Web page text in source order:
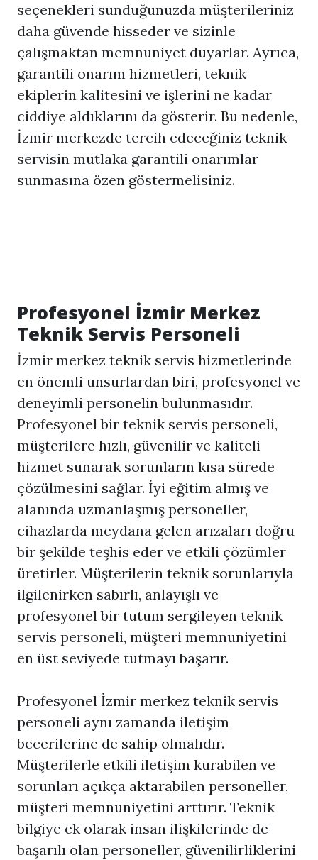
seçenekleri sunduğunuzda müşterileriniz
daha güvende hisseder ve sizinle
çalışmaktan memnuniyet duyarlar. Ayrıca,
garantili onarım hizmetleri, teknik
ekiplerin kalitesini ve işlerini ne kadar
ciddiye aldıklarını da gösterir. Bu nedenle,
İzmir merkezde tercih edeceğiniz teknik
servisin mutlaka garantili onarımlar
sunmasına özen göstermelisiniz.
Profesyonel İzmir Merkez
Teknik Servis Personeli
İzmir merkez teknik servis hizmetlerinde
en önemli unsurlardan biri, profesyonel ve
deneyimli personelin bulunmasıdır.
Profesyonel bir teknik servis personeli,
müşterilere hızlı, güvenilir ve kaliteli
hizmet sunarak sorunların kısa sürede
çözülmesini sağlar. İyi eğitim almış ve
alanında uzmanlaşmış personeller,
cihazlarda meydana gelen arızaları doğru
bir şekilde teşhis eder ve etkili çözümler
üretirler. Müşterilerin teknik sorunlarıyla
ilgilenirken sabırlı, anlayışlı ve
profesyonel bir tutum sergileyen teknik
servis personeli, müşteri memnuniyetini
en üst seviyede tutmayı başarır.
Profesyonel İzmir merkez teknik servis
personeli aynı zamanda iletişim
becerilerine de sahip olmalıdır.
Müşterilerle etkili iletişim kurabilen ve
sorunları açıkça aktarabilen personeller,
müşteri memnuniyetini arttırır. Teknik
bilgiye ek olarak insan ilişkilerinde de
başarılı olan personeller, güvenilirliklerini